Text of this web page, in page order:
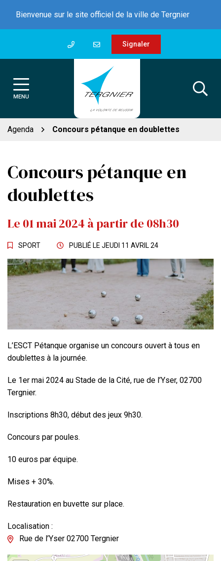
contenu
Bienvenue sur le site officiel de la ville de Tergnier
Signaler
MENU
Agenda Concours pétanque en doublettes
Concours pétanque en
doublettes
Le 01mai2024 à partir de 08h30
SPORT PUBLIÉ LE JEUDI 11 AVRIL 24
L’ESCT Pétanque organise un concours ouvert à tous en
doublettes à la journée.
Le 1er mai 2024 au Stade de la Cité, rue de l’Yser, 02700
Tergnier.
Inscriptions 8h30, début des jeux 9h30.
Concours par poules.
10 euros par équipe.
Mises + 30%.
Restauration en buvette sur place.
Localisation :
Rue de l’Yser 02700 Tergnier